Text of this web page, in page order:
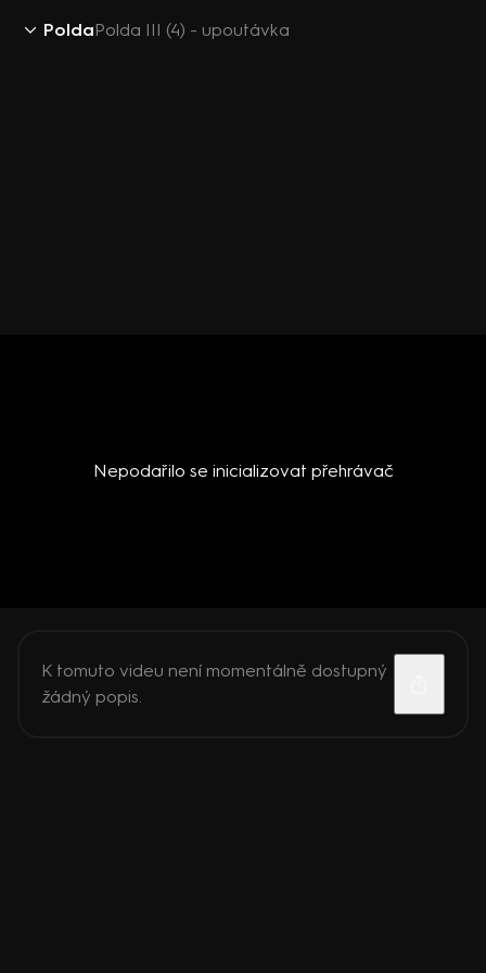
PoldaPolda III (4) - upoutávka
Nepodařilo se inicializovat přehrávač
K tomuto videu není momentálně dostupný
žádný popis.